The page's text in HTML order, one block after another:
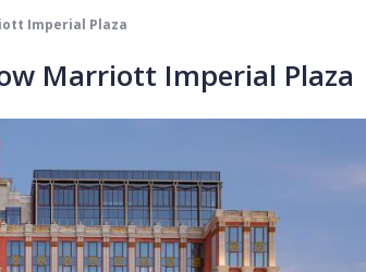
Imperial Plaza
Marriott Imperial Plaza